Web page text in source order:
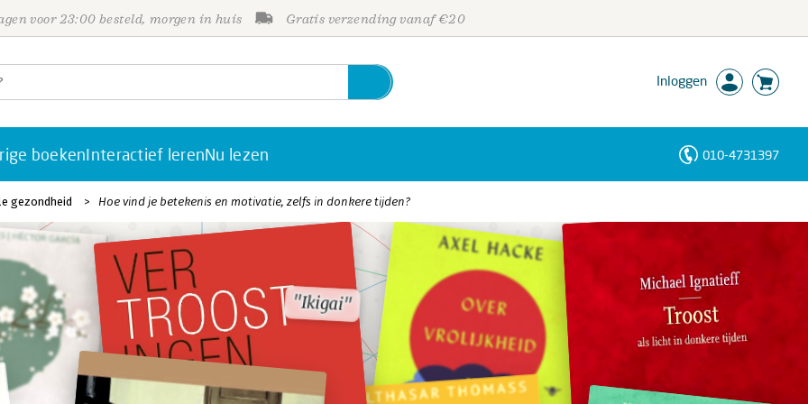
voor 23:00 besteld, morgen in huis Gratis verzending vanaf €20
Inloggen
boekenInteractief lerenNu lezen 010-4731397
gezondheid Hoe vind je betekenis en motivatie, zelfs in donkere tijden?
"Ikigai"
"Ikigai"
Personen
Trefwoorden